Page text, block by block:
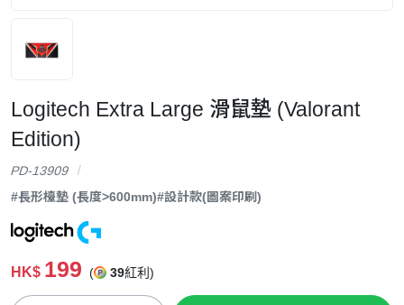
Logitech Extra Large 滑鼠墊 (Valorant
Edition)
PD-13909
#長形檯墊 (長度>600mm)#設計款(圖案印刷)
HK$ 199 ( 39紅利)